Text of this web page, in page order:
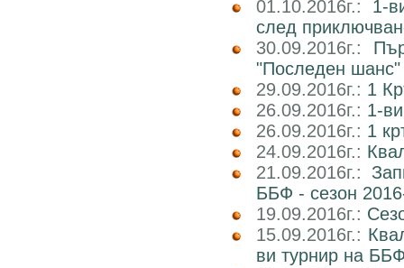
01.10.2016г.: 1-
след
30.09.2016г.:
"Последен шанс"
29.09.2016г.: 1
26.09.2016г.: 1-
26.09.2016г.: 1
24.09.2016г.:
21.09.2016г.:
ББФ - сезон
19.09.2016г.:
15.09.2016г.:
ви турнир на